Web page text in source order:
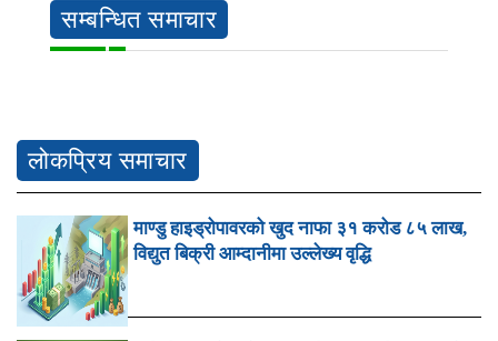
सम्बन्धित समाचार
लोकप्रिय समाचार
माण्डु हाइड्रोपावरको खुद नाफा ३१ करोड ८५ लाख,
विद्युत बिक्री आम्दानीमा उल्लेख्य वृद्धि